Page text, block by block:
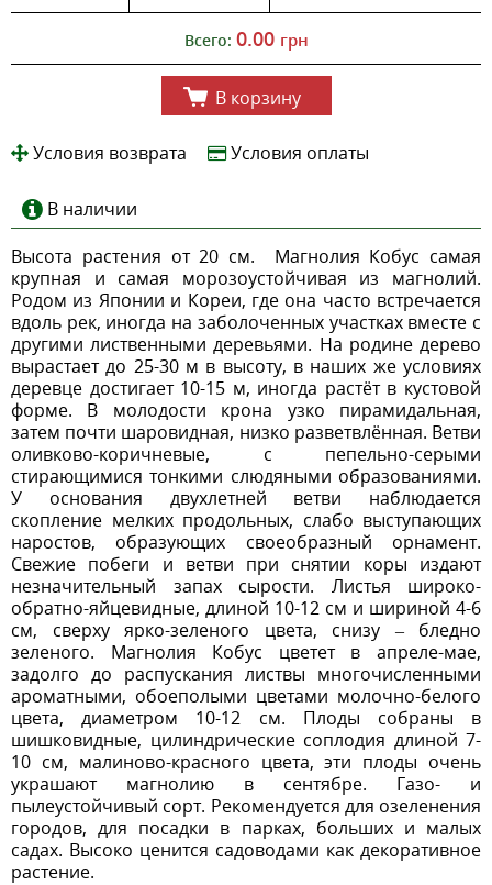
Всего: 0.00 грн
В корзину
Условия возврата Условия оплаты
В наличии
Высота растения от 20 см. Магнолия Кобус самая
крупная и самая морозоустойчивая из магнолий.
Родом из Японии и Кореи, где она часто встречается
вдоль рек, иногда на заболоченных участках вместе с
другими лиственными деревьями. На родине дерево
вырастает до 25-30 м в высоту, в наших же условиях
деревце достигает 10-15 м, иногда растёт в кустовой
форме. В молодости крона узко пирамидальная,
затем почти шаровидная, низко разветвлённая. Ветви
оливково-коричневые, с пепельно-серыми
стирающимися тонкими слюдяными образованиями.
У основания двухлетней ветви наблюдается
скопление мелких продольных, слабо выступающих
наростов, образующих своеобразный орнамент.
Свежие побеги и ветви при снятии коры издают
незначительный запах сырости. Листья широко-
обратно-яйцевидные, длиной 10-12 см и шириной 4-6
см, сверху ярко-зеленого цвета, снизу – бледно
зеленого. Магнолия Кобус цветет в апреле-мае,
задолго до распускания листвы многочисленными
ароматными, обоеполыми цветами молочно-белого
цвета, диаметром 10-12 см. Плоды собраны в
шишковидные, цилиндрические соплодия длиной 7-
10 см, малиново-красного цвета, эти плоды очень
украшают магнолию в сентябре. Газо- и
пылеустойчивый сорт. Рекомендуется для озеленения
городов, для посадки в парках, больших и малых
садах. Высоко ценится садоводами как декоративное
растение.